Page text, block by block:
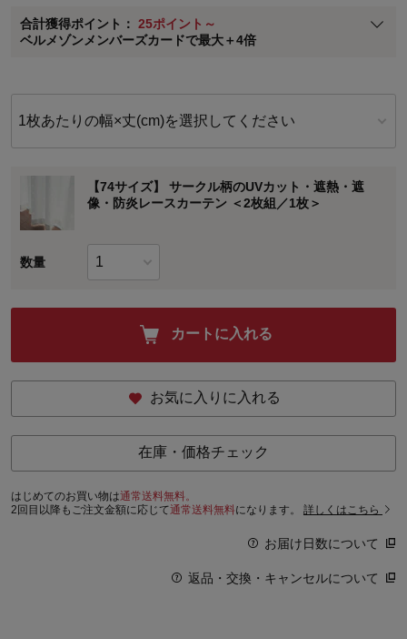
合計獲得ポイント： 25ポイント～
ベルメゾンメンバーズカードで最大＋4倍
※メンバーズカードの加算ポイントはステージ倍率適用前の基本ポイント
に対して適用されます。
1枚あたりの幅×丈(cm)を選択してください
【74サイズ】 サークル柄のUVカット・遮熱・遮
像・防炎レースカーテン ＜2枚組／1枚＞
数量
カートに入れる
お気に入りに入れる
在庫・価格チェック
はじめてのお買い物は通常送料無料。
2回目以降もご注文金額に応じて通常送料無料になります。 詳しくはこちら
お届け日数について
返品・交換・キャンセルについて